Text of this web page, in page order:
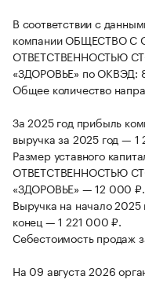
В соответствии с
компании ОБЩЕСТВО С
ОТВЕТСТВЕННОСТЬЮ
«ЗДОРОВЬЕ» по ОКВЭД:
Общее количество
За 2025 год прибыль
выручка за 2025 год — 1
Размер уставного
ОТВЕТСТВЕННОСТЬЮ
«ЗДОРОВЬЕ» — 12 000 ₽.
Выручка на начало
конец — 1 221 000 ₽.
Себестоимость продаж
На 09 августа 2026